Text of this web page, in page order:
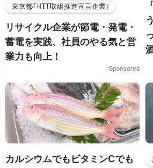
東京都｢HTT取組推進宣言企業｣
リサイクル企業が節電・発電・
蓄電を実践、社員のやる気と営
業力も向上！
Sponsored
カルシウムでもビタミンCでも